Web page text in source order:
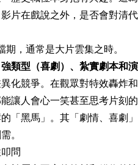
片在戲說之外，是否會對清代
，通常是大片雲集之時。
類型（喜劇）、紮實劇本和演
化競爭。在觀眾對特效轟炸和
讓人會心一笑甚至思考片刻的
「黑馬」。其「劇情、喜劇」
。
問